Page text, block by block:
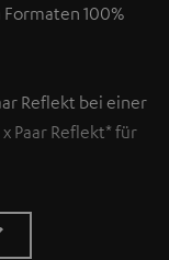
100%
Reflekt bei einer
Paar Reflekt* für